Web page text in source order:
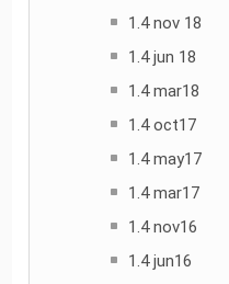
1.4 nov 18
1.4 jun 18
1.4 mar18
1.4 oct17
1.4 may17
1.4 mar17
1.4 nov16
1.4 jun16